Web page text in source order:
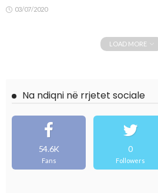
03/07/2020
LOAD MORE
Na ndiqni në rrjetet sociale
54.6K
Fans
0
Followers